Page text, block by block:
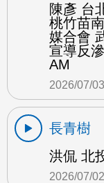
陳彥 台
桃竹苗
媒合會
宣導反
AM
2026/07/03
長青樹
洪侃 北
2026/07/02